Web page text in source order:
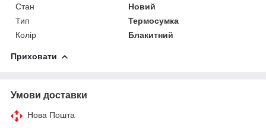
Стан
Новий
Тип
Термосумка
Колір
Блакитний
Приховати
Умови доставки
Нова Пошта